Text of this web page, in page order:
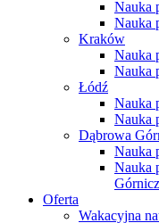
Nauka
Nauka
Kraków
Nauka
Nauka
Łódź
Nauka
Nauka
Dąbrowa
Nauka
Nauka
Oferta
Wakacyjna